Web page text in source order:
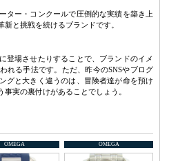
ター・コンクールで圧倒的な実績を築き上
と挑戦を続けるブランドです。
登場させたりすることで、ブランドのイメ
れる手法です。ただ、昨今のSNSやブログ
グと大きく違うのは、冒険者達が命を預け
実の裏付けがあることでしょう。
OMEGA OMEGA